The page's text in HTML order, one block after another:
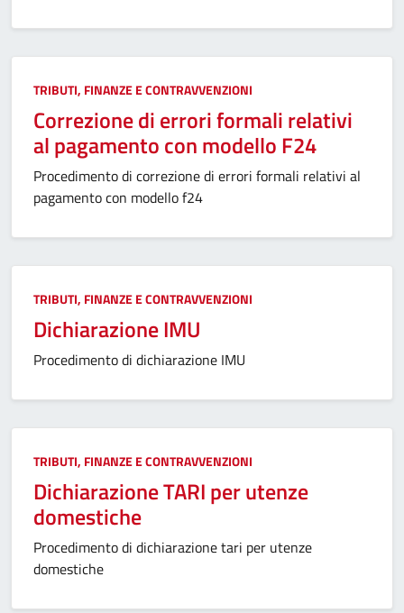
Categoria:
TRIBUTI, FINANZE E CONTRAVVENZIONI
Correzione di errori formali relativi
al pagamento con modello F24
Procedimento di correzione di errori formali relativi al
pagamento con modello f24
Categoria:
TRIBUTI, FINANZE E CONTRAVVENZIONI
Dichiarazione IMU
Procedimento di dichiarazione IMU
Categoria:
TRIBUTI, FINANZE E CONTRAVVENZIONI
Dichiarazione TARI per utenze
domestiche
Procedimento di dichiarazione tari per utenze
domestiche